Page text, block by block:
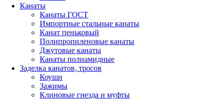
Канаты
Канаты ГОСТ
Импортные стальные канаты
Канат пеньковый
Полипропиленовые канаты
Джутовые канаты
Канаты полиамидные
Заделка канатов, тросов
Коуши
Зажимы
Клиновые гнезда и муфты